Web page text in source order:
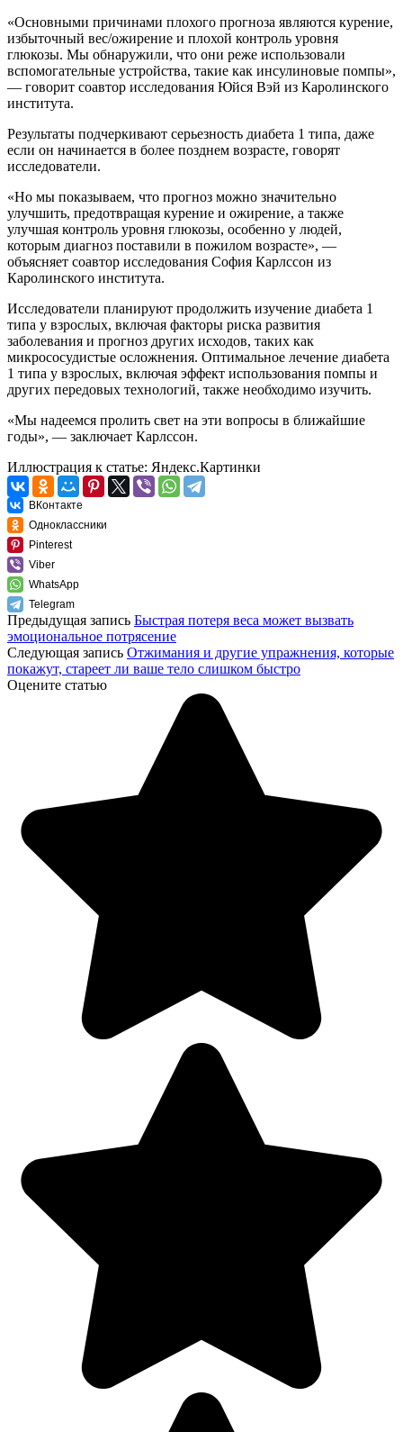
«Основными причинами плохого прогноза являются курение,
избыточный вес/ожирение и плохой контроль уровня
глюкозы. Мы обнаружили, что они реже использовали
вспомогательные устройства, такие как инсулиновые помпы»,
— говорит соавтор исследования Юйся Вэй из Каролинского
института.
Результаты подчеркивают серьезность диабета 1 типа, даже
если он начинается в более позднем возрасте, говорят
исследователи.
«Но мы показываем, что прогноз можно значительно
улучшить, предотвращая курение и ожирение, а также
улучшая контроль уровня глюкозы, особенно у людей,
которым диагноз поставили в пожилом возрасте», —
объясняет соавтор исследования София Карлссон из
Каролинского института.
Исследователи планируют продолжить изучение диабета 1
типа у взрослых, включая факторы риска развития
заболевания и прогноз других исходов, таких как
микрососудистые осложнения. Оптимальное лечение диабета
1 типа у взрослых, включая эффект использования помпы и
других передовых технологий, также необходимо изучить.
«Мы надеемся пролить свет на эти вопросы в ближайшие
годы», — заключает Карлссон.
Иллюстрация к статье: Яндекс.Картинки
ВКонтакте
Одноклассники
Pinterest
Viber
WhatsApp
Telegram
Предыдущая запись Быстрая потеря веса может вызвать
эмоциональное потрясение
Следующая запись Отжимания и другие упражнения, которые
покажут, стареет ли ваше тело слишком быстро
Оцените статью